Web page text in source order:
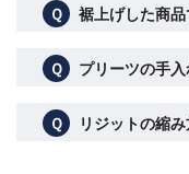
Ｑ 裾上げした商
Ｑ プリーツの手
Ｑ リジットの縮